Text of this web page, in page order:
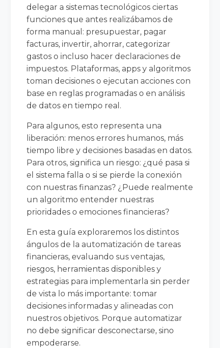
delegar a sistemas tecnológicos ciertas
funciones que antes realizábamos de
forma manual: presupuestar, pagar
facturas, invertir, ahorrar, categorizar
gastos o incluso hacer declaraciones de
impuestos. Plataformas, apps y algoritmos
toman decisiones o ejecutan acciones con
base en reglas programadas o en análisis
de datos en tiempo real.
Para algunos, esto representa una
liberación: menos errores humanos, más
tiempo libre y decisiones basadas en datos.
Para otros, significa un riesgo: ¿qué pasa si
el sistema falla o si se pierde la conexión
con nuestras finanzas? ¿Puede realmente
un algoritmo entender nuestras
prioridades o emociones financieras?
En esta guía exploraremos los distintos
ángulos de la automatización de tareas
financieras, evaluando sus ventajas,
riesgos, herramientas disponibles y
estrategias para implementarla sin perder
de vista lo más importante: tomar
decisiones informadas y alineadas con
nuestros objetivos. Porque automatizar
no debe significar desconectarse, sino
empoderarse.